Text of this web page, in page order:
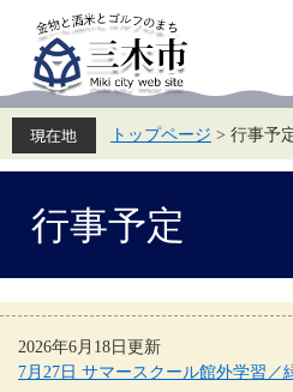
先
頭
す。
を
飛
し
トップページ > 行事予
行事予定
2026年6月18日更新
7月27日 サマースクール館外学習／